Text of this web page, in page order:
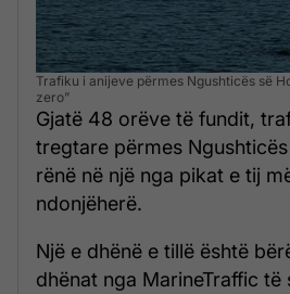
Trafiku i anijeve përmes Ngushticës së
zero”
Gjatë 48 orëve të fundit,
tregtare përmes
rënë në një nga pikat e tij
ndonjëherë.
Një e dhënë e tillë është
dhënat nga MarineTraffic të